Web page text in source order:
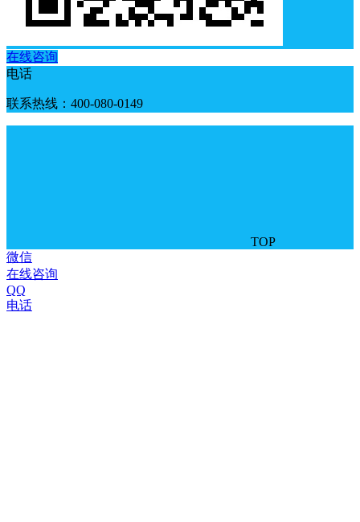
在线咨询
电话
联系热线：400-080-0149
TOP
微信
在线咨询
QQ
电话